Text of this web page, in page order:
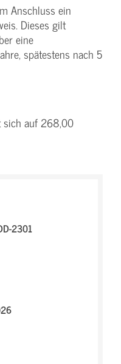
Anschluss ein
Dieses gilt
eine
spätestens nach 5
sich auf 268,00
2301